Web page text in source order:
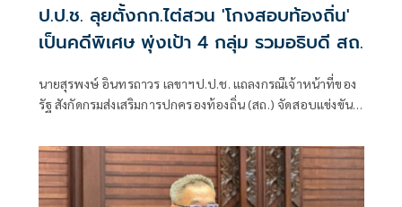
ป.ป.ช. ลุยตั้งกก.ไต่สวน 'โกงสอบท้องถิ่น'
เป็นคดีพิเศษ พุ่งเป้า 4 กลุ่ม รวมอธิบดี สถ.
นายสุรพงษ์ อินทรถาวร เลขาฯป.ป.ช. แถลงกรณีเจ้าหน้าที่ของ
รัฐ สังกัดกรมส่งเสริมการปกครองท้องถิ่น (สถ.) จัดสอบแข่งขัน
2568 โดยแก้ไขคะแนนสอบและเรียกรับเงินจากผู้สมัครสอบ
เพื่อช่วยเหลือใ